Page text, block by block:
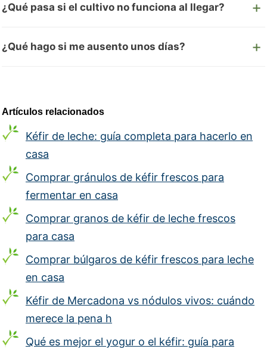
¿Qué pasa si el cultivo no funciona al llegar?
¿Qué hago si me ausento unos días?
Artículos relacionados
Kéfir de leche: guía completa para hacerlo en
casa
Comprar gránulos de kéfir frescos para
fermentar en casa
Comprar granos de kéfir de leche frescos
para casa
Comprar búlgaros de kéfir frescos para leche
en casa
Kéfir de Mercadona vs nódulos vivos: cuándo
merece la pena h
Qué es mejor el yogur o el kéfir: guía para